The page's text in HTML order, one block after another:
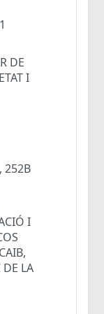
DE
I
252B
I
DE LA